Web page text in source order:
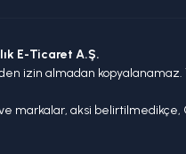
E-Ticaret A.Ş.
izin almadan kopyalanamaz.
markalar, aksi belirtilmedikçe,